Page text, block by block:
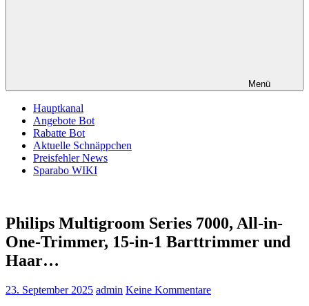
Menü
Hauptkanal
Angebote Bot
Rabatte Bot
Aktuelle Schnäppchen
Preisfehler News
Sparabo WIKI
Philips Multigroom Series 7000, All-in-
One-Trimmer, 15-in-1 Barttrimmer und
Haar…
23. September 2025 admin Keine Kommentare